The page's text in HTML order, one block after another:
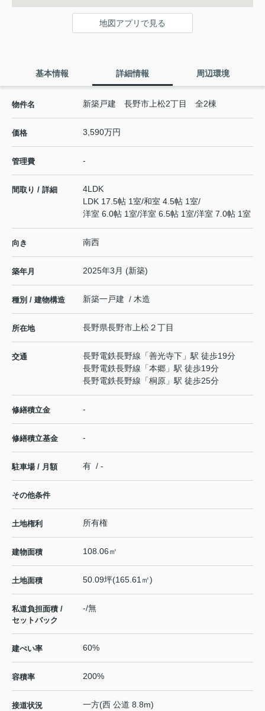
地図アプリで見る
基本情報 詳細情報 周辺環境
物件名 新築戸建 長野市上松2丁目 全2棟
価格 3,590万円
管理費 -
間取り / 詳細
4LDK
LDK 17.5帖 1室/和室 4.5帖 1室/
洋室 6.0帖 1室/洋室 6.5帖 1室/洋室 7.0帖 1室
向き 南西
築年月 2025年3月 (新築)
種別 / 建物構造 新築一戸建 / 木造
所在地 長野県長野市 上松２丁目
交通 長野電鉄長野線 「善光寺下 」駅 徒歩19分
長野電鉄長野線 「本郷 」駅 徒歩19分
長野電鉄長野線 「桐原 」駅 徒歩25分
修繕積立金 -
修繕積立基金 -
駐車場 / 月額 有 / -
その他条件
土地権利 所有権
建物面積 108.06㎡
土地面積 50.09坪(165.61㎡)
私道負担面積 /
セットバック
-/無
建ぺい率 60%
容積率 200%
接道状況 一方(西 公道 8.8m)